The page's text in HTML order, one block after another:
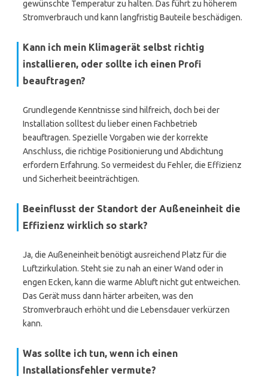
gewünschte Temperatur zu halten. Das führt zu höherem
Stromverbrauch und kann langfristig Bauteile beschädigen.
Kann ich mein Klimagerät selbst richtig
installieren, oder sollte ich einen Profi
beauftragen?
Grundlegende Kenntnisse sind hilfreich, doch bei der
Installation solltest du lieber einen Fachbetrieb
beauftragen. Spezielle Vorgaben wie der korrekte
Anschluss, die richtige Positionierung und Abdichtung
erfordern Erfahrung. So vermeidest du Fehler, die Effizienz
und Sicherheit beeinträchtigen.
Beeinflusst der Standort der Außeneinheit die
Effizienz wirklich so stark?
Ja, die Außeneinheit benötigt ausreichend Platz für die
Luftzirkulation. Steht sie zu nah an einer Wand oder in
engen Ecken, kann die warme Abluft nicht gut entweichen.
Das Gerät muss dann härter arbeiten, was den
Stromverbrauch erhöht und die Lebensdauer verkürzen
kann.
Was sollte ich tun, wenn ich einen
Installationsfehler vermute?